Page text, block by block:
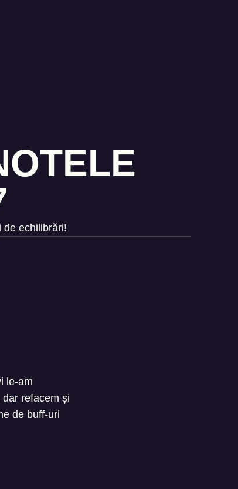
de echilibrări!
le-am
refacem și
de buff-uri